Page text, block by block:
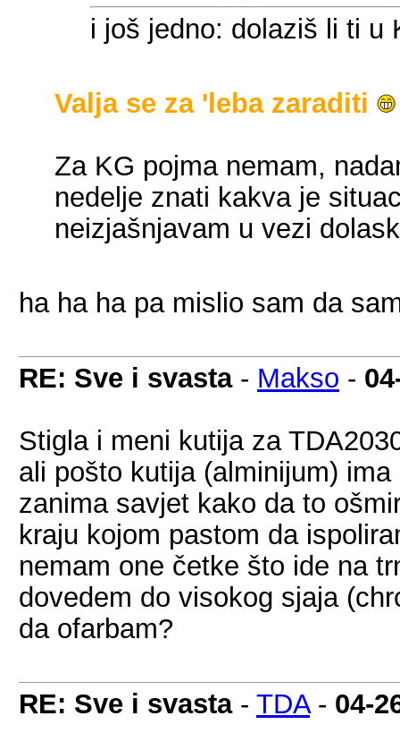
i još jedno: dolaziš li ti u
Valja se za 'leba zaraditi
Za KG pojma nemam,
nedelje znati kakva je
neizjašnjavam u vezi
ha ha ha pa mislio sam da
RE: Sve i svasta- Makso -
Stigla i meni kutija za
ali pošto kutija (alminijum)
zanima savjet kako da to
kraju kojom pastom da
nemam one četke što ide na
dovedem do visokog sjaja
da ofarbam?
RE: Sve i svasta- TDA- 04-